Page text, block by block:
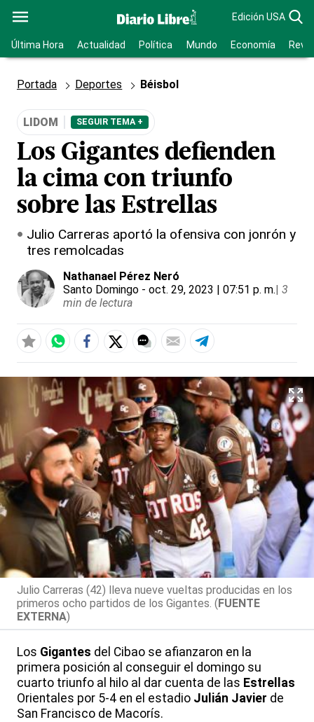
Edición USA
Última Hora Actualidad Política Mundo Economía
Portada Deportes Béisbol
LIDOM SEGUIR TEMA +
Los Gigantes defienden
la cima con triunfo
sobre las Estrellas
Julio Carreras aportó la ofensiva con jonrón y
tres remolcadas
Nathanael Pérez Neró
Santo Domingo - oct. 29, 2023 | 07:51 p. m.| 3
min de lectura
Julio Carreras (42) lleva nueve vueltas producidas en los
primeros ocho partidos de los Gigantes. (FUENTE
EXTERNA)
Los Gigantes del Cibao se afianzaron en la
primera posición al conseguir el domingo su
cuarto triunfo al hilo al dar cuenta de las Estrellas
Orientales por 5-4 en el estadio Julián Javier de
San Francisco de Macorís.